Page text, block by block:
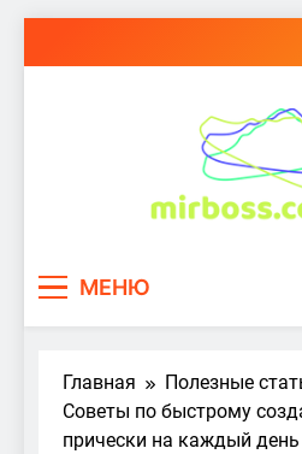
МЕНЮ
Главная
Полезные
Советы по быстрому
прически на каждый день